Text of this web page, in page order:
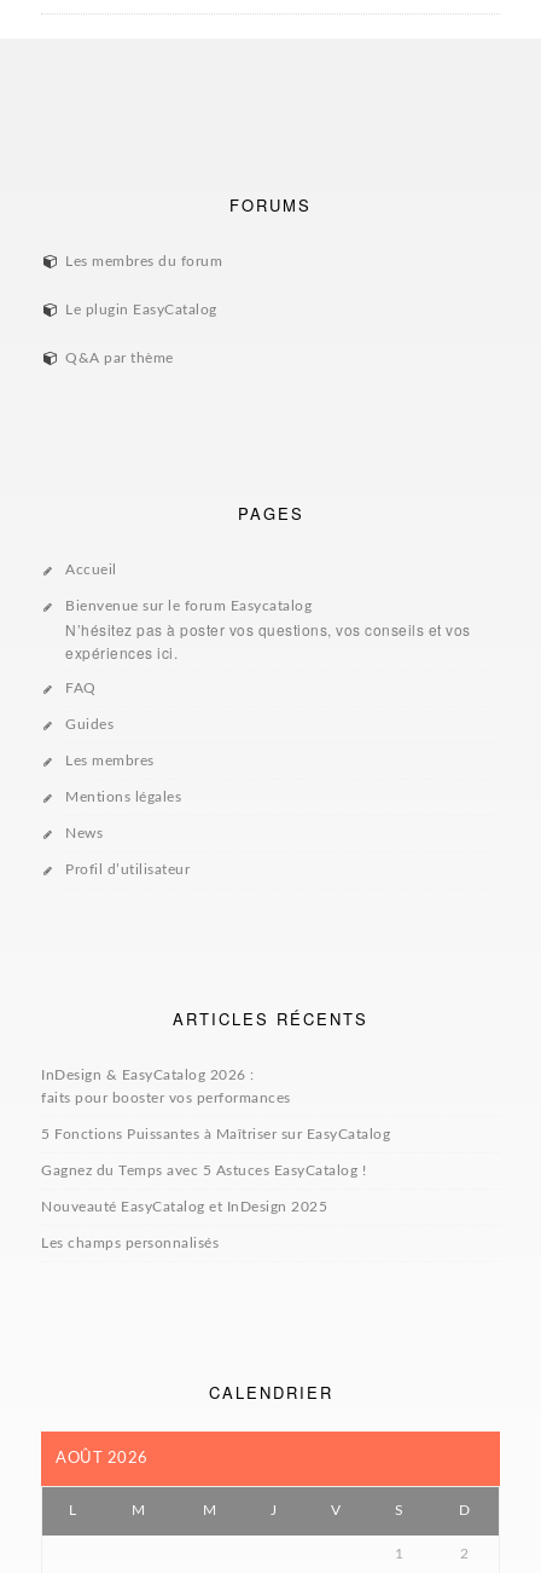
FORUMS
Les membres du forum
Le plugin EasyCatalog
Q&A par thème
PAGES
Accueil
Bienvenue sur le forum Easycatalog
N’hésitez pas à poster vos questions, vos conseils et vos
expériences ici.
FAQ
Guides
Les membres
Mentions légales
News
Profil d’utilisateur
ARTICLES RÉCENTS
InDesign & EasyCatalog 2026 :
faits pour booster vos performances
5 Fonctions Puissantes à Maîtriser sur EasyCatalog
Gagnez du Temps avec 5 Astuces EasyCatalog !
Nouveauté EasyCatalog et InDesign 2025
Les champs personnalisés
CALENDRIER
AOÛT 2026
L M M J V S D
1 2